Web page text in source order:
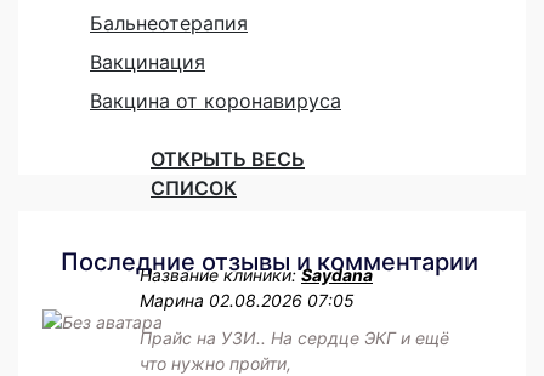
Бальнеотерапия
Вакцинация
Вакцина от коронавируса
ОТКРЫТЬ ВЕСЬ
СПИСОК
Последние отзывы и комментарии
Название клиники:Saydana
Марина 02.08.2026 07:05
Прайс на УЗИ.. На сердце ЭКГ и ещё
что нужно пройти,